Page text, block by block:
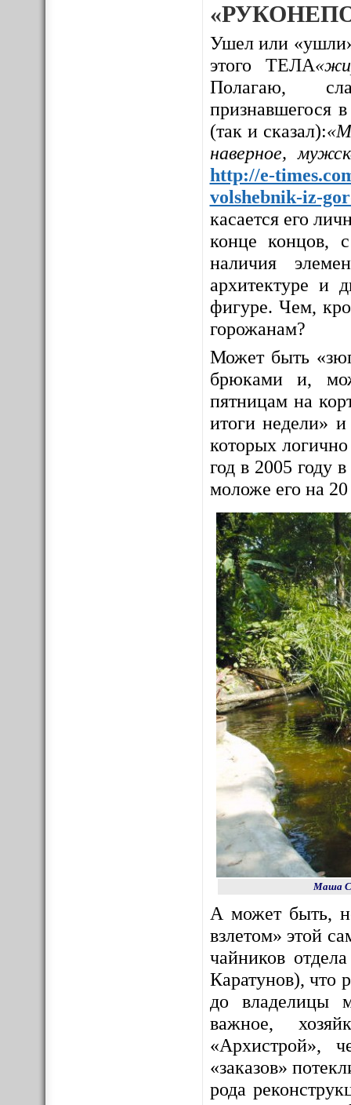
Ушел или
этого ТЕЛА
Полагаю,
признавшегося
(так и сказал):
наверное,
http://e-
volshebnik-iz-
касается его
конце концов,
наличия
архитектуре и
фигуре. Чем,
горожанам?
Может быть
брюками и,
пятницам на
итоги недели»
которых
год в 2005 году
моложе его на 20
Маша
А может быть,
взлетом» этой
чайников
Каратунов), что
до владелицы
важное,
«Архистрой»,
«заказов»
рода